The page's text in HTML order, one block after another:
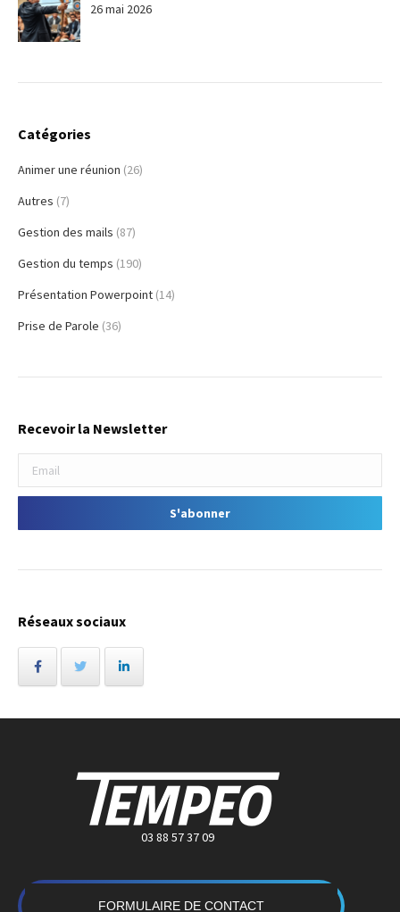
26 mai 2026
Catégories
Animer une réunion (26)
Autres (7)
Gestion des mails (87)
Gestion du temps (190)
Présentation Powerpoint (14)
Prise de Parole (36)
Recevoir la Newsletter
Réseaux sociaux
03 88 57 37 09
FORMULAIRE DE CONTACT